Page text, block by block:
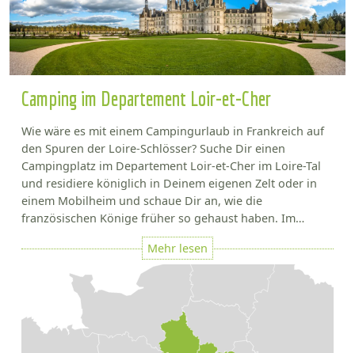
Camping im Departement Loir-et-Cher
Wie wäre es mit einem Campingurlaub in Frankreich auf
den Spuren der Loire-Schlösser? Suche Dir einen
Campingplatz im Departement Loir-et-Cher im Loire-Tal
und residiere königlich in Deinem eigenen Zelt oder in
einem Mobilheim und schaue Dir an, wie die
französischen Könige früher so gehaust haben. Im…